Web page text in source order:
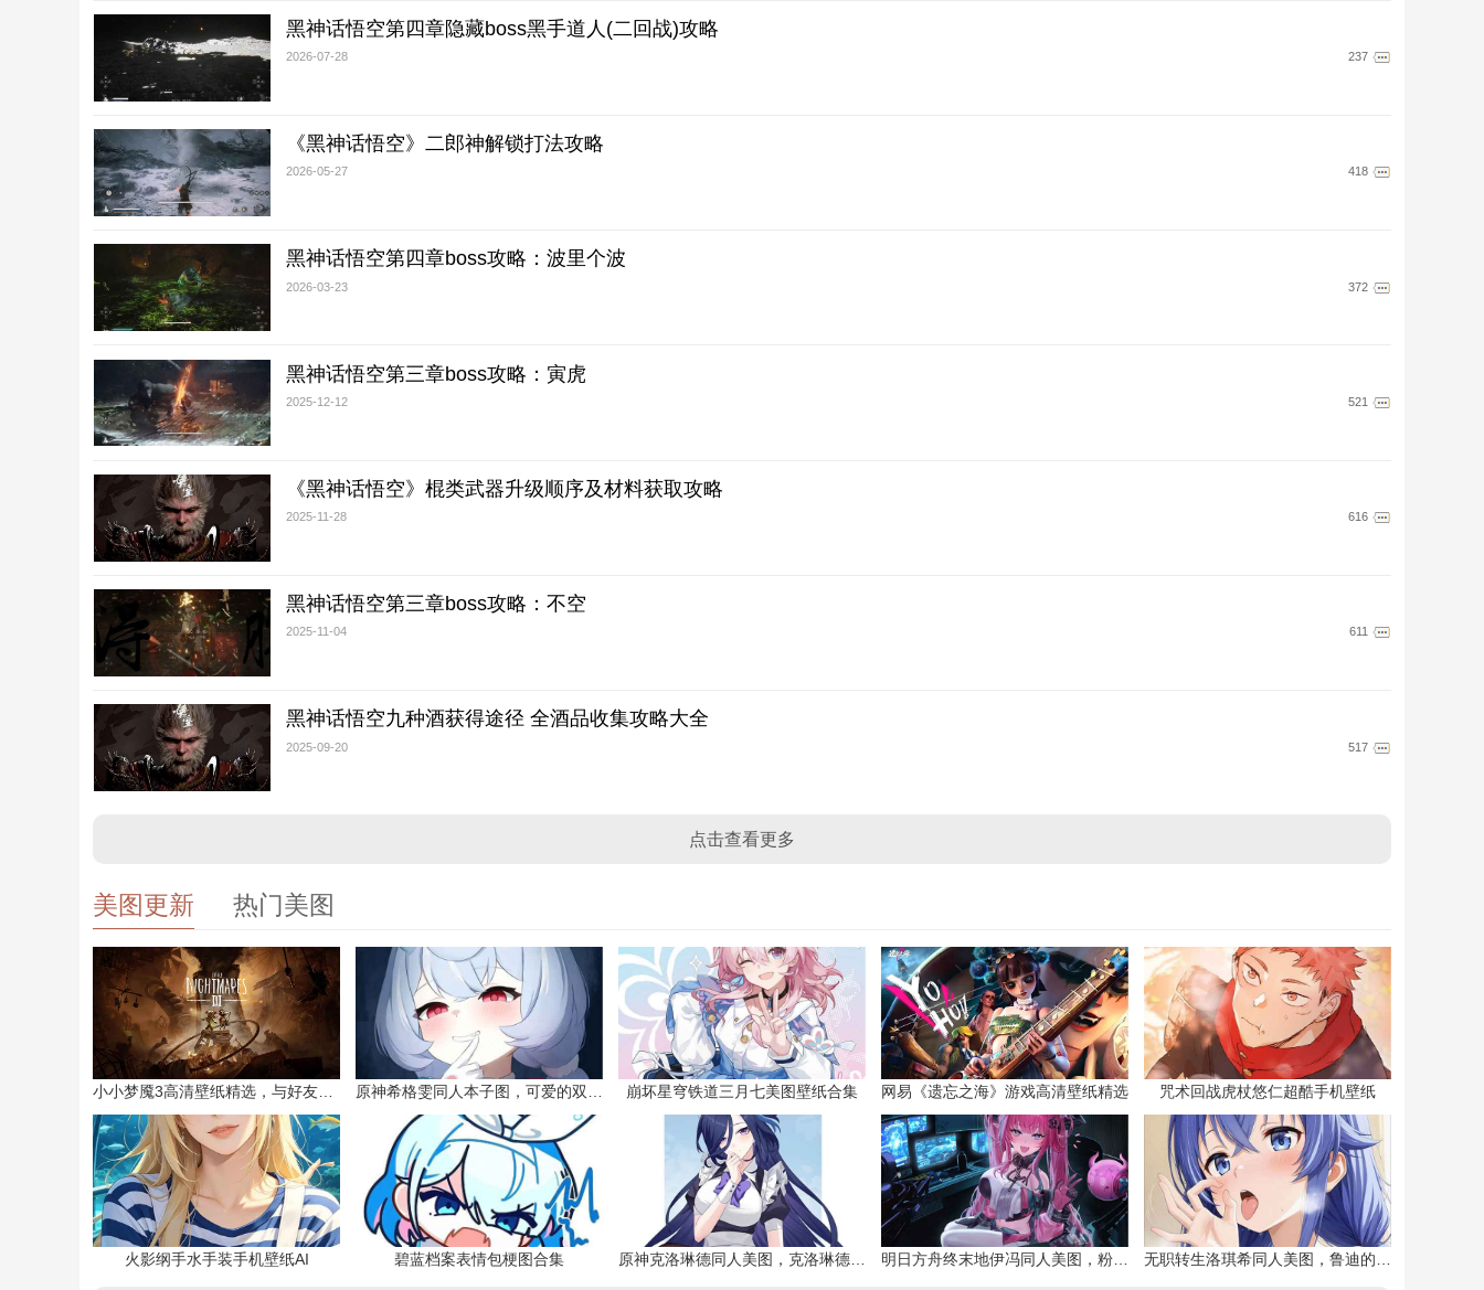
黑神话悟空第四章隐藏boss黑手道人(二回战)攻略
2026-07-28 237
《黑神话悟空》二郎神解锁打法攻略
2026-05-27 418
黑神话悟空第四章boss攻略：波里个波
2026-03-23 372
黑神话悟空第三章boss攻略：寅虎
2025-12-12 521
《黑神话悟空》棍类武器升级顺序及材料获取攻略
2025-11-28 616
黑神话悟空第三章boss攻略：不空
2025-11-04 611
黑神话悟空九种酒获得途径 全酒品收集攻略大全
2025-09-20 517
点击查看更多
美图更新 热门美图
崩坏星穹铁道三月七美图壁纸合集 网易《遗忘之海》游戏高清壁纸精选 咒术回战虎杖悠仁超酷手机壁纸
火影纲手水手装手机壁纸AI 碧蓝档案表情包梗图合集 原神克洛琳德同人美图，克洛琳德战败会怎样 明日方舟终末地伊冯同人美图，粉毛恶魔伊冯